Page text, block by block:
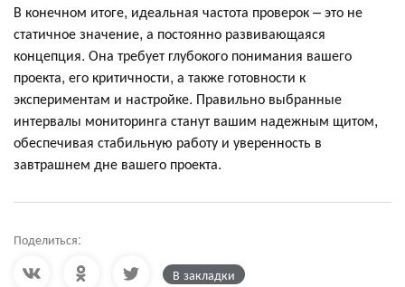
В конечном итоге, идеальная частота проверок – это не
статичное значение, а постоянно развивающаяся
концепция. Она требует глубокого понимания вашего
проекта, его критичности, а также готовности к
экспериментам и настройке. Правильно выбранные
интервалы мониторинга станут вашим надежным щитом,
обеспечивая стабильную работу и уверенность в
завтрашнем дне вашего проекта.
Поделиться:
В закладки